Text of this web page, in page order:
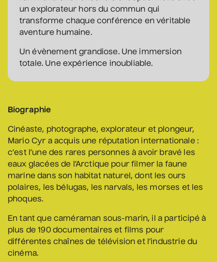
Maude Landry
• Trop cool
3 septembre 2026
Véronic DiCaire
Véronic DiCaire
• Nouveau spectacle
6 septembre 2026 • 15 h 00
Salle André-Mathieu
Patrick Norman et
Nathalie Lord
un explorateur hors du commun qui
transforme chaque conférence en véritable
aventure humaine.
Un évènement grandiose. Une immersion
totale. Une expérience inoubliable.
Biographie
Cinéaste, photographe, explorateur et plongeur,
Mario Cyr a acquis une réputation internationale :
c’est l’une des rares personnes à avoir bravé les
eaux glacées de l’Arctique pour filmer la faune
marine dans son habitat naturel, dont les ours
polaires, les bélugas, les narvals, les morses et les
phoques.
En tant que caméraman sous-marin, il a participé à
plus de 190 documentaires et films pour
différentes chaînes de télévision et l’industrie du
cinéma.